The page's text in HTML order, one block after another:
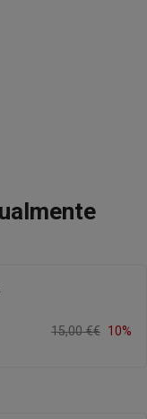
15,00 €€ 10%